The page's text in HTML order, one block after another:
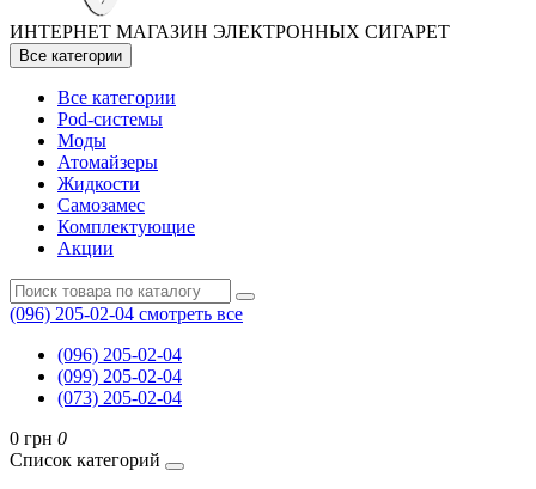
ИНТЕРНЕТ МАГАЗИН ЭЛЕКТРОННЫХ СИГАРЕТ
Все категории
Все категории
Pod-системы
Моды
Атомайзеры
Жидкости
Самозамес
Комплектующие
Акции
(096) 205-02-04 смотреть все
(096) 205-02-04
(099) 205-02-04
(073) 205-02-04
0 грн 0
Список категорий